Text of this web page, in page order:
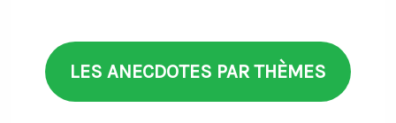
LES ANECDOTES PAR THÈMES